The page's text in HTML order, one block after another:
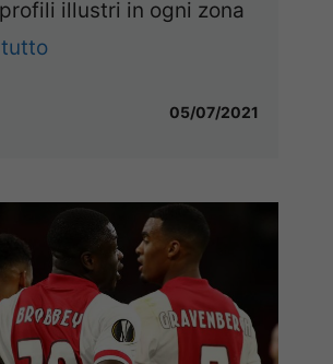
illustri in ogni zona
05/07/2021